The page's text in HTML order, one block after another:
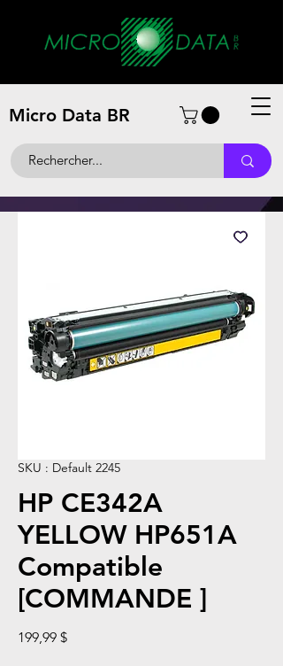
Micro Data BR
SKU : Default 2245
HP CE342A
YELLOW HP651A
Compatible
[COMMANDE ]
199,99 $Prix